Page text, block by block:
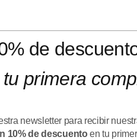
de
primera
newsletter para recibir
10% de descuentoen tu